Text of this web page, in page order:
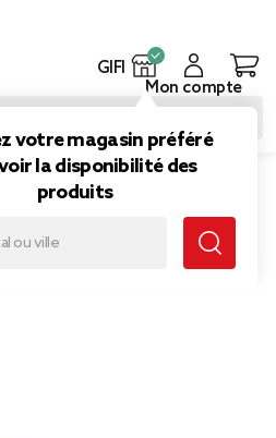
GIFI
votre magasin préféré
la disponibilité des
produits
Mon compte
pour
avec